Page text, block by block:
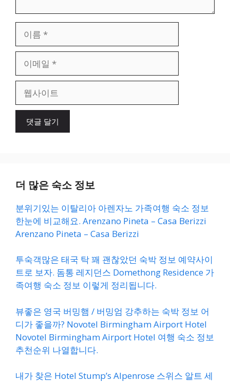
일
이
더 많은 숙소 정보
분위기있는 이탈리아 아렌자노 가족여행 숙소 정보
한눈에 비교해요. Arenzano Pineta – Casa Berizzi
Arenzano Pineta – Casa Berizzi
투숙객많은 태국 탁 꽤 괜찮았던 숙박 정보 예약사이
트로 보자. 돔통 레지던스 Domethong Residence 가
족여행 숙소 정보 이렇게 정리됩니다.
뷰좋은 영국 버밍햄 / 버밍엄 강추하는 숙박 정보 어
디가 좋을까? Novotel Birmingham Airport Hotel
Novotel Birmingham Airport Hotel 여행 숙소 정보
추천순위 나열합니다.
내가 찾은 Hotel Stump’s Alpenrose 스위스 알트 세